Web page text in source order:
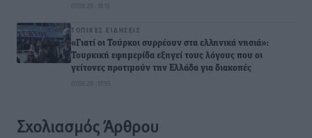
07.08.26 · 18:19
ΤΟΠΙΚΈΣ ΕΙΔΉΣΕΙΣ
«Γιατί οι Τούρκοι συρρέουν στα ελληνικά νησιά»:
Τουρκική εφημερίδα εξηγεί τους λόγους που οι
γείτονες προτιμούν την Ελλάδα για διακοπές
07.08.26 · 17:55
Σχολιασμός Άρθρου